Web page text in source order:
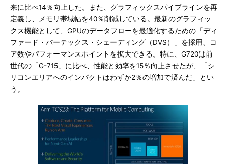
来に比べ14％向上した。また、グラフィックスパイプラインを再
定義し、メモリ帯域幅を40％削減している。最新のグラフィッ
クス機能として、GPUのデータフローを最適化するための「ディ
ファード・バーテックス・シェーディング（DVS）」を採用、コ
ア数やパフォーマンスポイントを拡大できる。特に、G720は前
世代の「G-715」に比べ、性能と効率を15％向上させたが、「シ
リコンエリアへのインパクトはわずか2％の増加で済んだ」とい
う。